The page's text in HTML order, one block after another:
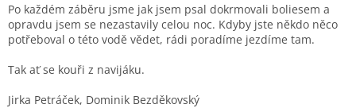
Po každém záběru jsme jak jsem psal dokrmovali boliesem a
opravdu jsem se nezastavily celou noc. Kdyby jste někdo něco
potřeboval o této vodě vědet, rádi poradíme jezdíme tam.
Tak ať se kouři z navijáku.
Jirka Petráček, Dominik Bezděkovský